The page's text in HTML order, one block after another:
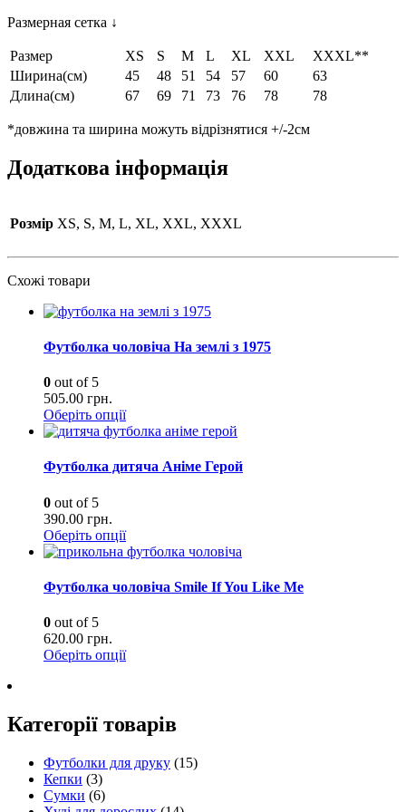
Размерная сетка ↓
Размер XS S M L XL XXL
XXXL**
Ширина(см)
45 48 51 54 57 60
63
Длина(см)
67 69 71 73 76 78 78
*довжина та ширина можуть відрізнятися +/-2см
Додаткова інформація
Розмір XS, S, M, L, XL, XXL, XXXL
Схожі товари
Футболка чоловіча На землі з 1975
0 out of 5
505.00 грн.
Оберіть опції
Футболка дитяча Аніме Герой
0 out of 5
390.00 грн.
Оберіть опції
Футболка чоловіча Smile If You Like Me
0 out of 5
620.00 грн.
Оберіть опції
Категорії товарів
Футболки для друку (15)
Кепки (3)
Сумки (6)